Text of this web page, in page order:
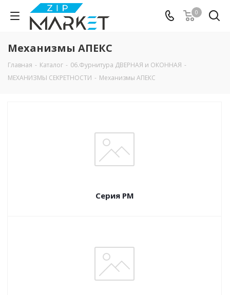
0
Механизмы АПЕКС
Главная - Каталог - 06.Фурнитура ДВЕРНАЯ и ОКОННАЯ -
МЕХАНИЗМЫ СЕКРЕТНОСТИ - Механизмы АПЕКС
Серия PM